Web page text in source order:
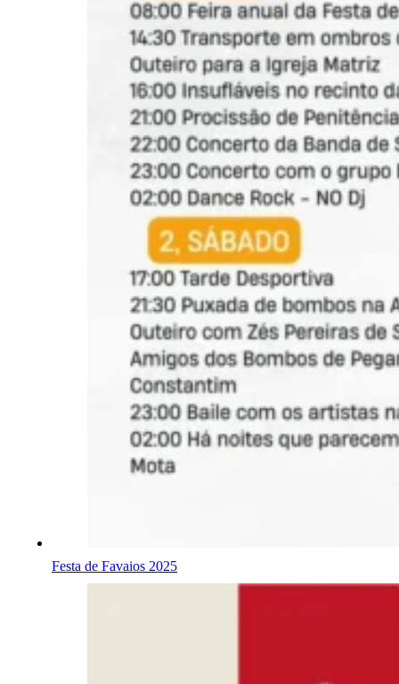
Festa de Favaios 2025